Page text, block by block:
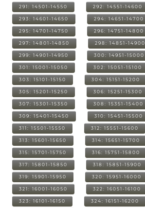
291: 14501-14550 292: 14551-14600
293: 14601-14650 294: 14651-14700
295: 14701-14750 296: 14751-14800
297: 14801-14850 298: 14851-14900
299: 14901-14950 300: 14951-15000
301: 15001-15050 302: 15051-15100
303: 15101-15150 304: 15151-15200
305: 15201-15250 306: 15251-15300
307: 15301-15350 308: 15351-15400
309: 15401-15450 310: 15451-15500
311: 15501-15550 312: 15551-15600
313: 15601-15650 314: 15651-15700
315: 15701-15750 316: 15751-15800
317: 15801-15850 318: 15851-15900
319: 15901-15950 320: 15951-16000
321: 16001-16050 322: 16051-16100
323: 16101-16150 324: 16151-16200